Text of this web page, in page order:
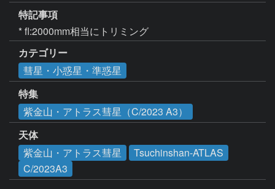
特記事項
* fl:2000mm相当にトリミング
カテゴリー
彗星・小惑星・準惑星
特集
紫金山・アトラス彗星（C/2023 A3）
天体
紫金山・アトラス彗星
Tsuchinshan-ATLAS
C/2023A3